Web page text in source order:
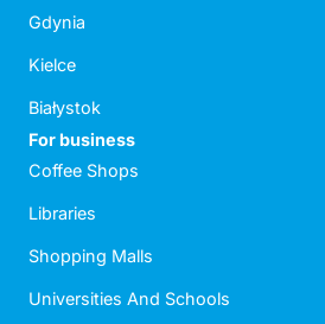
Gdynia
Kielce
Białystok
For business
Coffee Shops
Libraries
Shopping Malls
Universities And Schools